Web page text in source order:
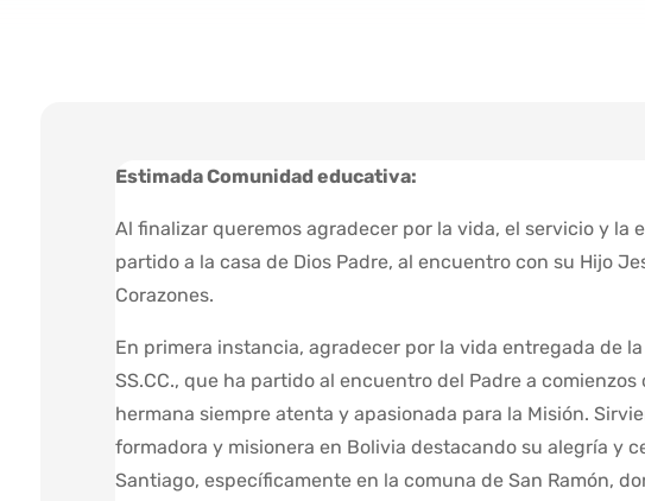
Estimada Comunidad educativa:
Al finalizar queremos agradecer por la vida, el servicio y la
partido a la casa de Dios Padre, al encuentro con su Hijo
Corazones.
En primera instancia, agradecer por la vida entregada de
SS.CC., que ha partido al encuentro del Padre a
hermana siempre atenta y apasionada para la Misión.
formadora y misionera en Bolivia destacando su alegría y
Santiago, específicamente en la comuna de San Ramón,